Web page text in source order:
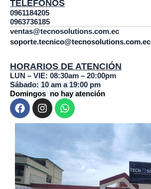
TELÉFONOS
0961184205
0963736185
ventas@tecnosolutions.com.ec
soporte.tecnico@tecnosolutions.com.ec
HORARIOS DE ATENCIÓN
LUN – VIE: 08:30am – 20:00pm
Sábado: 10 am a 19:00 pm
Domingos no hay atención
F
a
c
o
o
k
I
n
s
r
a
m
W
h
a
a